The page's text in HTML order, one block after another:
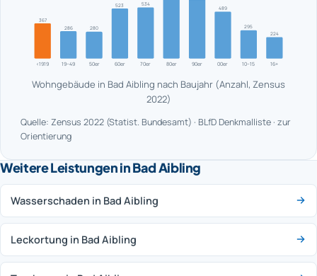
<1919
367
19–49
286
50er
280
60er
523
70er
534
80er 90er 00er
489
10–15
295
16+
224
Wohngebäude in Bad Aibling nach Baujahr (Anzahl, Zensus
2022)
Quelle: Zensus 2022 (Statist. Bundesamt) · BLfD Denkmalliste · zur
Orientierung
Weitere Leistungen in Bad Aibling
Wasserschaden in Bad Aibling
Leckortung in Bad Aibling